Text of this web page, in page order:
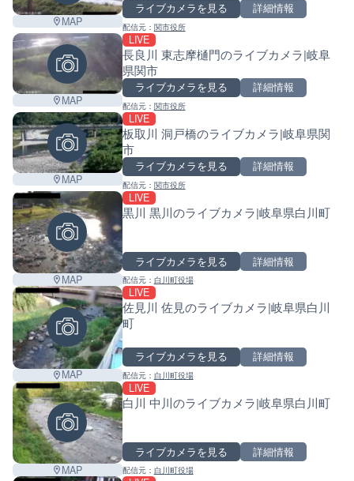
MAP
ライブカメラを見る 詳細情報
配信元： 関市役所
MAP
LIVE
長良川 東志摩樋門のライブカメラ|岐阜
県関市
ライブカメラを見る 詳細情報
配信元： 関市役所
MAP
LIVE
板取川 洞戸橋のライブカメラ|岐阜県関
市
ライブカメラを見る 詳細情報
配信元： 関市役所
MAP
LIVE
黒川 黒川のライブカメラ|岐阜県白川町
ライブカメラを見る 詳細情報
配信元： 白川町役場
MAP
LIVE
佐見川 佐見のライブカメラ|岐阜県白川
町
ライブカメラを見る 詳細情報
配信元： 白川町役場
MAP
LIVE
白川 中川のライブカメラ|岐阜県白川町
ライブカメラを見る 詳細情報
配信元： 白川町役場